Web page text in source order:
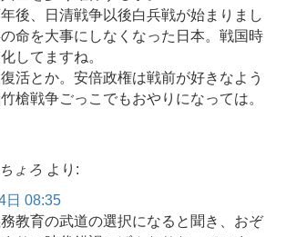
後、日清戦争以後白兵戦が始まりまし
命を大事にしなくなった日本。戦国時
してますね。
活とか。安倍政権は戦前が好きなよう
槍戦争ごっこでもおやりになっては。
ょろ より:
日 08:35
教育の武道の選択になると聞き、おぞ